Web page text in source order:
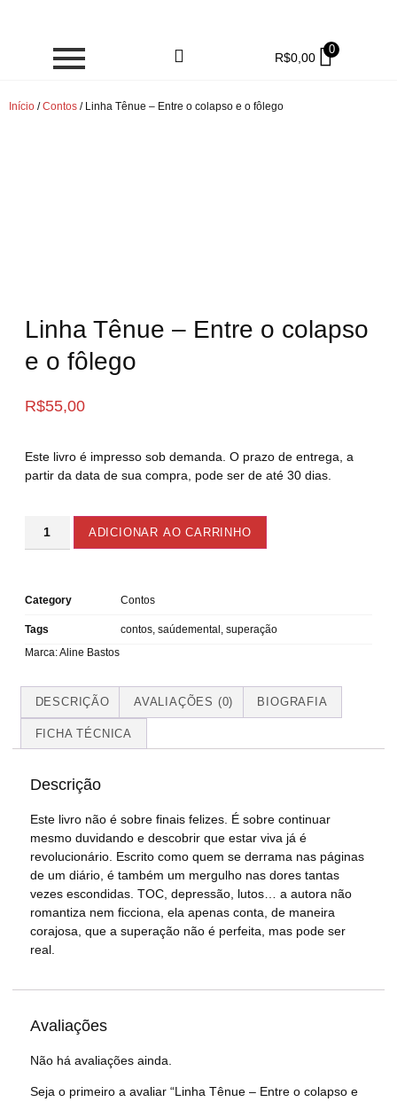
R$0,00
0
Início /Contos / Linha Tênue – Entre o colapso e o fôlego
Linha Tênue – Entre o colapso
e o fôlego
R$55,00
Este livro é impresso sob demanda. O prazo de entrega, a
partir da data de sua compra, pode ser de até 30 dias.
ADICIONAR AO CARRINHO
Category Contos
Tags contos saúdemental superação
Marca:Aline Bastos
DESCRIÇÃO AVALIAÇÕES (0) BIOGRAFIA
FICHA TÉCNICA
Descrição
Este livro não é sobre finais felizes. É sobre continuar
mesmo duvidando e descobrir que estar viva já é
revolucionário. Escrito como quem se derrama nas páginas
de um diário, é também um mergulho nas dores tantas
vezes escondidas. TOC, depressão, lutos… a autora não
romantiza nem ficciona, ela apenas conta, de maneira
corajosa, que a superação não é perfeita, mas pode ser
real.
Avaliações
Não há avaliações ainda.
Seja o primeiro a avaliar “Linha Tênue – Entre o colapso e